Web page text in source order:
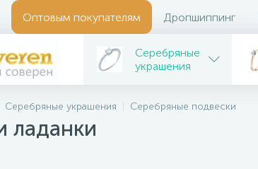
Оптовым покупателям Дропшиппинг
Серебряные
украшения
Серебряные украшения Серебряные подвески
ладанки